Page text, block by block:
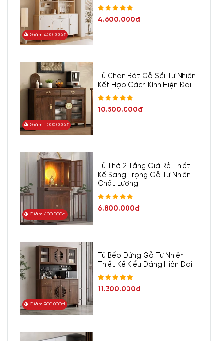
Giảm 400.000đ
4.600.000đ
Giảm 1.000.000đ
Tủ Chạn Bát Gỗ Sồi Tự Nhiên
Kết Hợp Cách Kính Hiện Đại
10.500.000đ
Giảm 400.000đ
Tủ Thờ 2 Tầng Giá Rẻ Thiết
Kế Sang Trọng Gỗ Tự Nhiên
Chất Lượng
6.800.000đ
Giảm 900.000đ
Tủ Bếp Đứng Gỗ Tự Nhiên
Thiết Kế Kiểu Dáng Hiện Đại
11.300.000đ